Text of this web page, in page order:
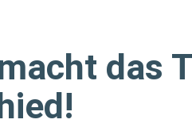
das